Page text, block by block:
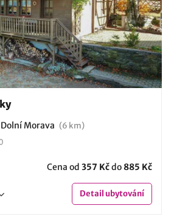
Dolní Morava (6 km)
Cena od 357 Kčdo 885 Kč
Detailubytování